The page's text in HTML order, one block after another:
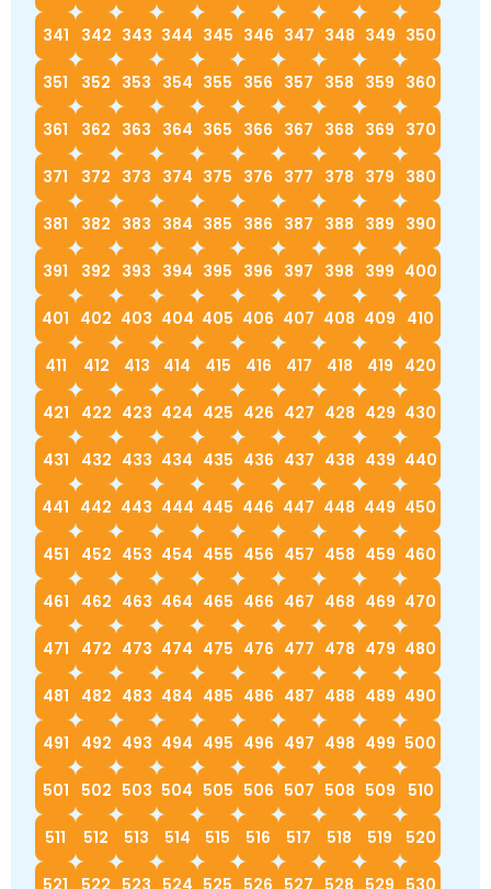
341 342 343 344 345 346 347 348 349 350
351 352 353 354 355 356 357 358 359 360
361 362 363 364 365 366 367 368 369 370
371 372 373 374 375 376 377 378 379 380
381 382 383 384 385 386 387 388 389 390
391 392 393 394 395 396 397 398 399 400
401 402 403 404 405 406 407 408 409 410
411 412 413 414 415 416 417 418 419 420
421 422 423 424 425 426 427 428 429 430
431 432 433 434 435 436 437 438 439 440
441 442 443 444 445 446 447 448 449 450
451 452 453 454 455 456 457 458 459 460
461 462 463 464 465 466 467 468 469 470
471 472 473 474 475 476 477 478 479 480
481 482 483 484 485 486 487 488 489 490
491 492 493 494 495 496 497 498 499 500
501 502 503 504 505 506 507 508 509 510
511 512 513 514 515 516 517 518 519 520
521 522 523 524 525 526 527 528 529 530